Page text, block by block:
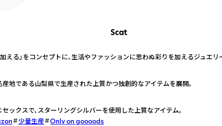
Scat
える」をコンセプトに、生活やファッションに思わぬ彩りを加えるジュエリ
地である山梨県で生産された上質かつ独創的なアイテムを展開。
ックスで、スターリングシルバーを使用した上質なアイテム。
少量生産
Only on goooods